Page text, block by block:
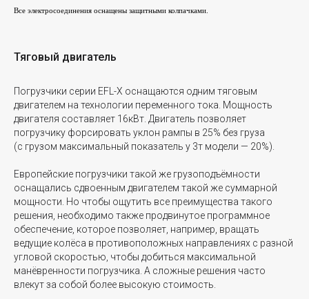
Все электросоединения оснащены защитными колпачками.
Тяговый двигатель
Погрузчики серии EFL-X оснащаются одним тяговым
двигателем на технологии переменного тока. Мощность
двигателя составляет 16кВт. Двигатель позволяет
погрузчику форсировать уклон рампы в 25% без груза
(с грузом максимальный показатель у 3т модели — 20%).
Европейские погрузчики такой же грузоподъёмности
оснащались сдвоенным двигателем такой же суммарной
мощности. Но чтобы ощутить все преимущества такого
решения, необходимо также продвинутое программное
обеспечение, которое позволяет, например, вращать
ведущие колёса в противоположных направлениях с разной
угловой скоростью, чтобы добиться максимальной
манёвренности погрузчика. А сложные решения часто
влекут за собой более высокую стоимость.